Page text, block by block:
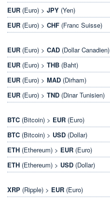
EUR (Euro) > JPY (Yen)
EUR (Euro) > CHF (Franc Suisse)
EUR (Euro) > CAD (Dollar Canadien)
EUR (Euro) > THB (Baht)
EUR (Euro) > MAD (Dirham)
EUR (Euro) > TND (Dinar Tunisien)
BTC (Bitcoin) > EUR (Euro)
BTC (Bitcoin) > USD (Dollar)
ETH (Ethereum) > EUR (Euro)
ETH (Ethereum) > USD (Dollar)
XRP (Ripple) > EUR (Euro)